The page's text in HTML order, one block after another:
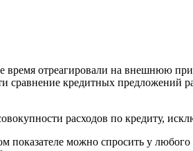
время отреагировали на внешнюю
сравнение кредитных предложений
расходов по кредиту,
можно спросить у любого